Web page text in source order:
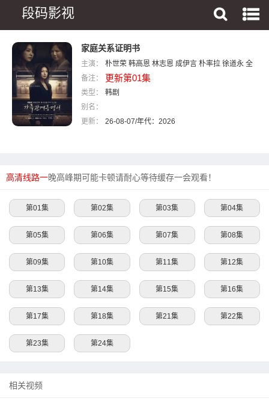
段码影视
家庭关系证明书
主演： 朴世荣 韩高恩 林志恩 成伊言 朴率拉 徐道永 全
胜彬
备注： 更新第01集
类型：
韩剧
别名：
更新：
26-08-07/年代：2026
高清线路一晚高峰期可能卡顿请耐心等待缓存一会观看！
第01集 第02集 第03集 第04集
第05集 第06集 第07集 第08集
第09集 第10集 第11集 第12集
第13集 第14集 第15集 第16集
第17集 第18集 第21集 第22集
第23集 第24集
相关视频